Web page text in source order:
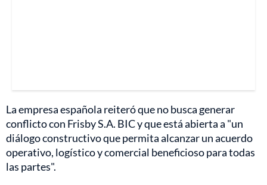
La empresa española reiteró que no busca generar
conflicto con Frisby S.A. BIC y que está abierta a "un
diálogo constructivo que permita alcanzar un acuerdo
operativo, logístico y comercial beneficioso para todas
las partes".